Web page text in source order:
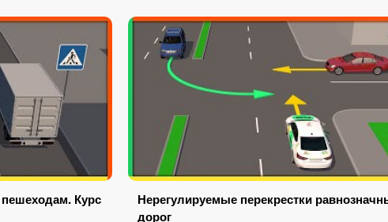
пешеходам. Курс
Нерегулируемые перекрестки
дорог